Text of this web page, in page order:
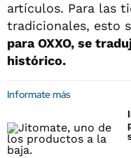
artículos. Para las
tradicionales, esto
para OXXO, se
histórico.
Informate más